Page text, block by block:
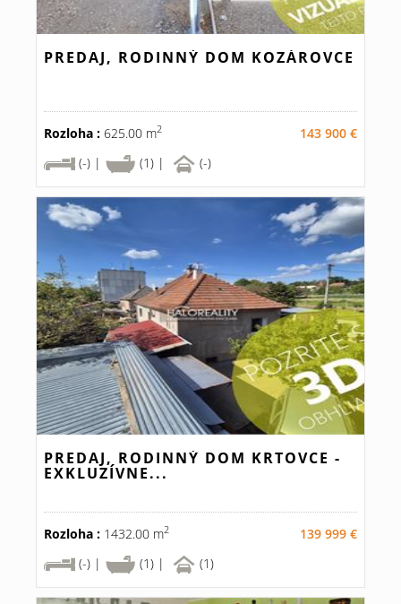
PREDAJ, RODINNÝ DOM KOZÁROVCE
Rozloha : 625.00 m2
143 900 €
(-) |
(1) | (-)
PREDAJ, RODINNÝ DOM KRTOVCE -
EXKLUZÍVNE...
Rozloha : 1432.00 m2
139 999 €
(-) |
(1) | (1)